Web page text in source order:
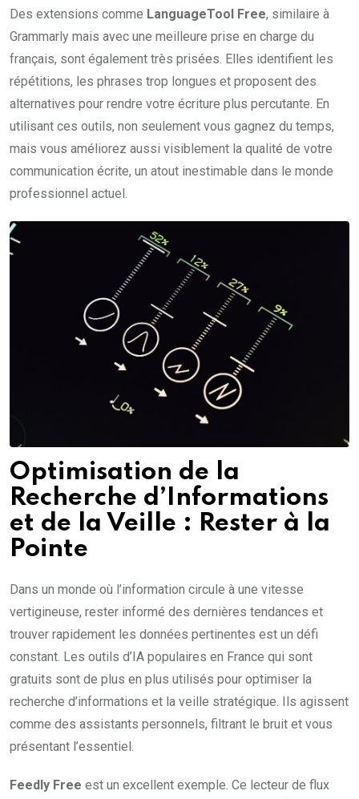
Des extensions comme LanguageTool Free, similaire à
Grammarly mais avec une meilleure prise en charge du
français, sont également très prisées. Elles identifient les
répétitions, les phrases trop longues et proposent des
alternatives pour rendre votre écriture plus percutante. En
utilisant ces outils, non seulement vous gagnez du temps,
mais vous améliorez aussi visiblement la qualité de votre
communication écrite, un atout inestimable dans le monde
professionnel actuel.
Optimisation de la
Recherche d’Informations
et de la Veille : Rester à la
Pointe
Dans un monde où l’information circule à une vitesse
vertigineuse, rester informé des dernières tendances et
trouver rapidement les données pertinentes est un défi
constant. Les outils d’IA populaires en France qui sont
gratuits sont de plus en plus utilisés pour optimiser la
recherche d’informations et la veille stratégique. Ils agissent
comme des assistants personnels, filtrant le bruit et vous
présentant l’essentiel.
Feedly Free est un excellent exemple. Ce lecteur de flux